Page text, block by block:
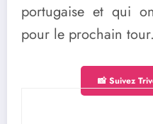
portugaise et qui
pour le prochain tour.
📸 Suivez